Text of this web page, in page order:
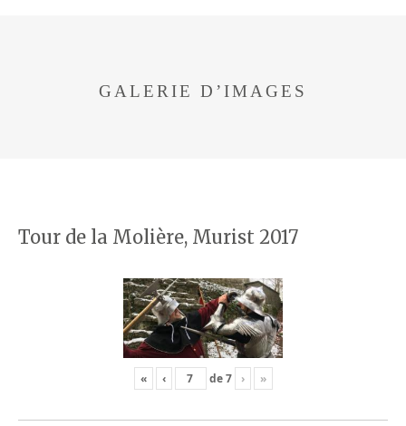
GALERIE D’IMAGES
Tour de la Molière, Murist 2017
« ‹ de7 › »